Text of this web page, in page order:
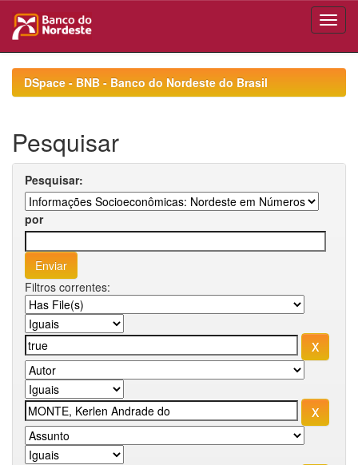
navigationDSpace - BNB - Banco do Nordeste do Brasil
Pesquisar
Pesquisar:
por
Filtros correntes: